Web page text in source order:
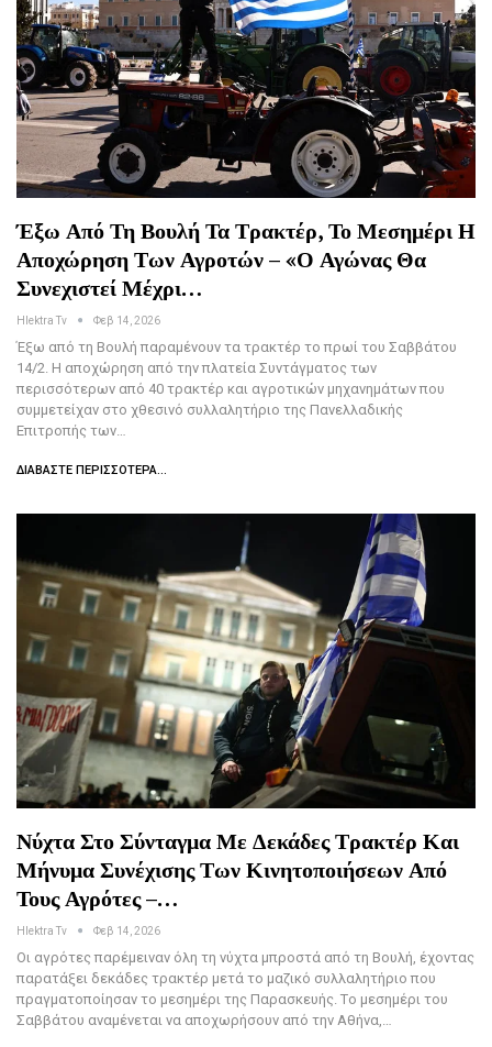
Έξω Από Τη Βουλή Τα Τρακτέρ, Το Μεσημέρι Η
Αποχώρηση Των Αγροτών – «Ο Αγώνας Θα
Συνεχιστεί Μέχρι…
Hlektra Tv Φεβ 14, 2026
Έξω από τη Βουλή παραμένουν τα τρακτέρ το πρωί του Σαββάτου
14/2. Η αποχώρηση από την πλατεία Συντάγματος των
περισσότερων από 40 τρακτέρ και αγροτικών μηχανημάτων που
συμμετείχαν στο χθεσινό συλλαλητήριο της Πανελλαδικής
Επιτροπής των…
ΔΙΑΒΆΣΤΕ ΠΕΡΙΣΣΌΤΕΡΑ...
Νύχτα Στο Σύνταγμα Με Δεκάδες Τρακτέρ Και
Μήνυμα Συνέχισης Των Κινητοποιήσεων Από
Τους Αγρότες –…
Hlektra Tv Φεβ 14, 2026
Οι αγρότες παρέμειναν όλη τη νύχτα μπροστά από τη Βουλή, έχοντας
παρατάξει δεκάδες τρακτέρ μετά το μαζικό συλλαλητήριο που
πραγματοποίησαν το μεσημέρι της Παρασκευής. Tο μεσημέρι του
Σαββάτου αναμένεται να αποχωρήσουν από την Αθήνα,…